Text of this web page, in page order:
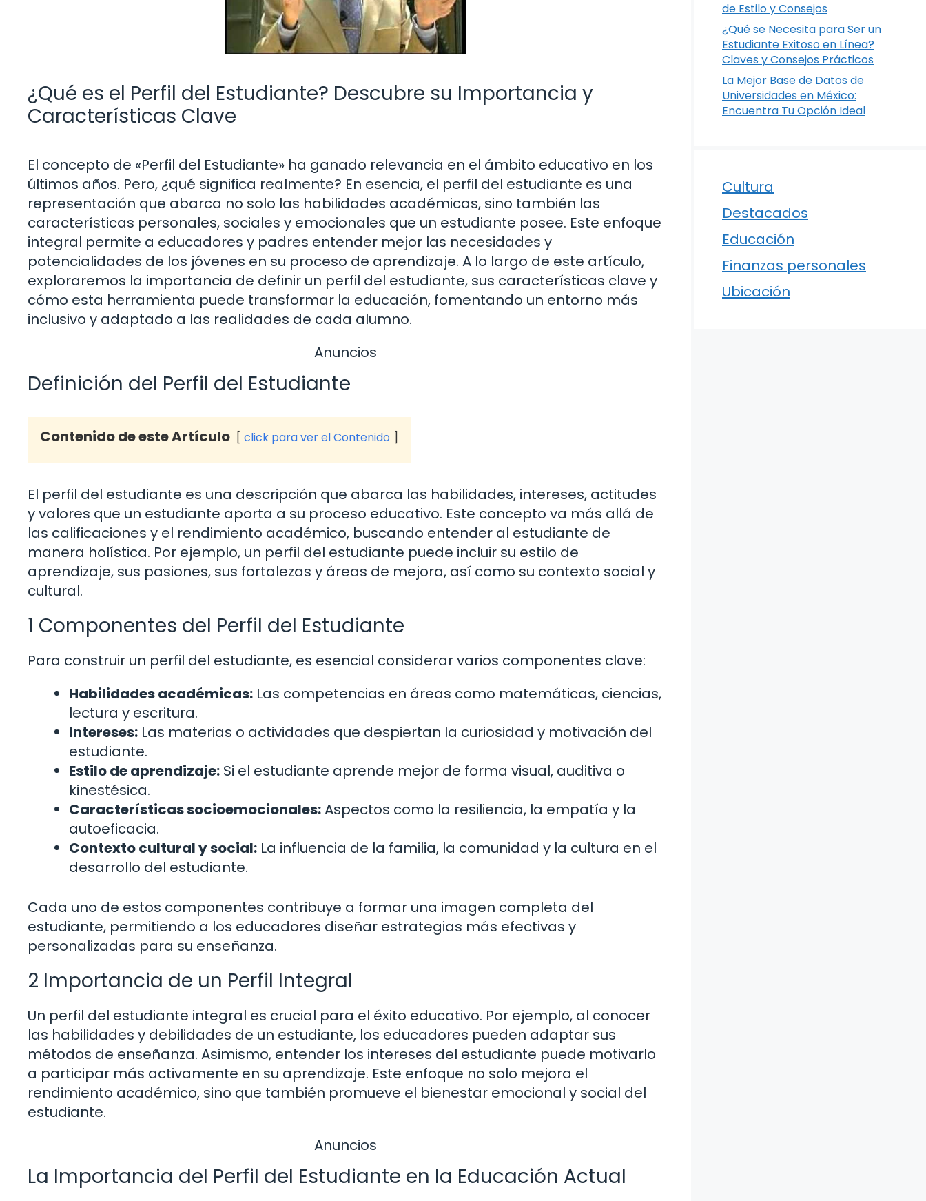
¿Qué es el Perfil del Estudiante? Descubre su Importancia y
Características Clave
El concepto de «Perfil del Estudiante» ha ganado relevancia en el ámbito educativo en los
últimos años. Pero, ¿qué significa realmente? En esencia, el perfil del estudiante es una
representación que abarca no solo las habilidades académicas, sino también las
características personales, sociales y emocionales que un estudiante posee. Este enfoque
integral permite a educadores y padres entender mejor las necesidades y
potencialidades de los jóvenes en su proceso de aprendizaje. A lo largo de este artículo,
exploraremos la importancia de definir un perfil del estudiante, sus características clave y
cómo esta herramienta puede transformar la educación, fomentando un entorno más
inclusivo y adaptado a las realidades de cada alumno.
Anuncios
Definición del Perfil del Estudiante
Contenido de este Artículo click para ver el Contenido
El perfil del estudiante es una descripción que abarca las habilidades, intereses, actitudes
y valores que un estudiante aporta a su proceso educativo. Este concepto va más allá de
las calificaciones y el rendimiento académico, buscando entender al estudiante de
manera holística. Por ejemplo, un perfil del estudiante puede incluir su estilo de
aprendizaje, sus pasiones, sus fortalezas y áreas de mejora, así como su contexto social y
cultural.
1 Componentes del Perfil del Estudiante
Para construir un perfil del estudiante, es esencial considerar varios componentes clave:
Habilidades académicas: Las competencias en áreas como matemáticas, ciencias,
lectura y escritura.
Intereses: Las materias o actividades que despiertan la curiosidad y motivación del
estudiante.
Estilo de aprendizaje: Si el estudiante aprende mejor de forma visual, auditiva o
kinestésica.
Características socioemocionales:Aspectos como la resiliencia, la empatía y la
autoeficacia.
Contexto cultural y social: La influencia de la familia, la comunidad y la cultura en el
desarrollo del estudiante.
Cada uno de estos componentes contribuye a formar una imagen completa del
estudiante, permitiendo a los educadores diseñar estrategias más efectivas y
personalizadas para su enseñanza.
2 Importancia de un Perfil Integral
Un perfil del estudiante integral es crucial para el éxito educativo. Por ejemplo, al conocer
las habilidades y debilidades de un estudiante, los educadores pueden adaptar sus
métodos de enseñanza. Asimismo, entender los intereses del estudiante puede motivarlo
a participar más activamente en su aprendizaje. Este enfoque no solo mejora el
rendimiento académico, sino que también promueve el bienestar emocional y social del
estudiante.
Anuncios
La Importancia del Perfil del Estudiante en la Educación Actual
de Estilo y Consejos
¿Qué se Necesita para Ser un
Estudiante Exitoso en Línea?
Claves y Consejos Prácticos
La Mejor Base de Datos de
Universidades en México:
Encuentra Tu Opción Ideal
Cultura
Destacados
Educación
Finanzas personales
Ubicación